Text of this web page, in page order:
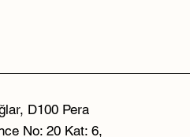
D100 Pera
No: 20 Kat: 6,